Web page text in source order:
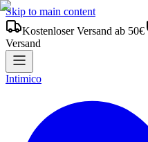
Skip to main content
Kostenloser Versand ab 50€
Versand
Intimico